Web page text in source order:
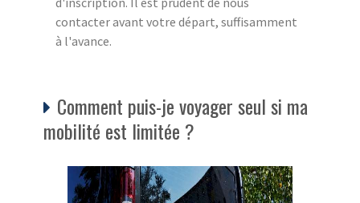
contacter avant votre départ, suffisamment
à l'avance.
Comment puis-je voyager seul si ma
mobilité est limitée ?